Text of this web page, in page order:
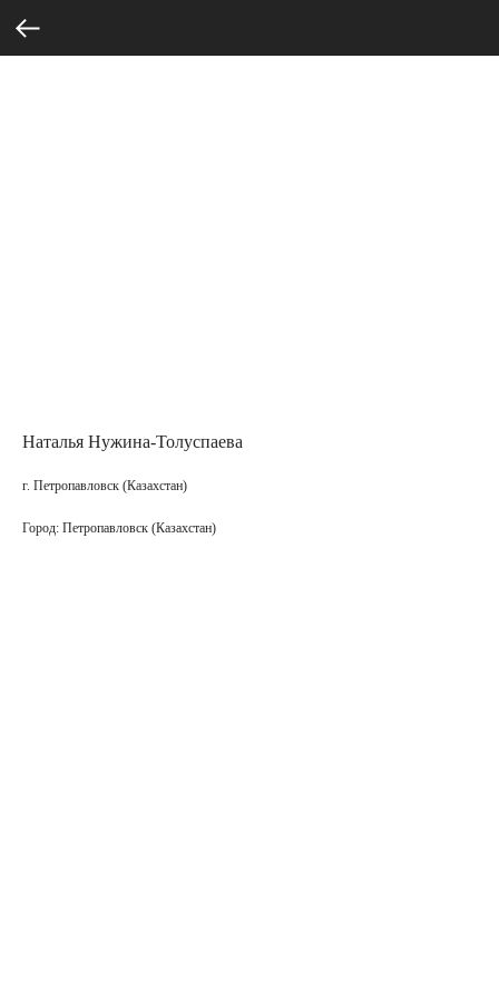
Наталья Нужина-Толуспаева
г. Петропавловск (Казахстан)
Город: Петропавловск (Казахстан)